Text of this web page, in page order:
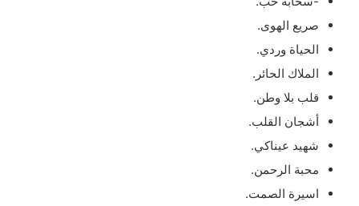
صريع الهوى.
الحياة وردي.
الملاك الحائر.
قلب بلا وطن.
أشجان القلب.
شهيد عيناكي.
محبة الرحمن.
اسيرة الصمت.